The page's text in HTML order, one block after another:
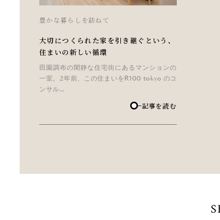
豊かな暮らしを訪ねて
大切につくられた家を引き継ぐという、
住まいの新しい循環
田園調布の閑静な住宅街にあるマンションの
一室。2年前、この住まいをR100 tokyo のコ
ンサル…
記事を読む